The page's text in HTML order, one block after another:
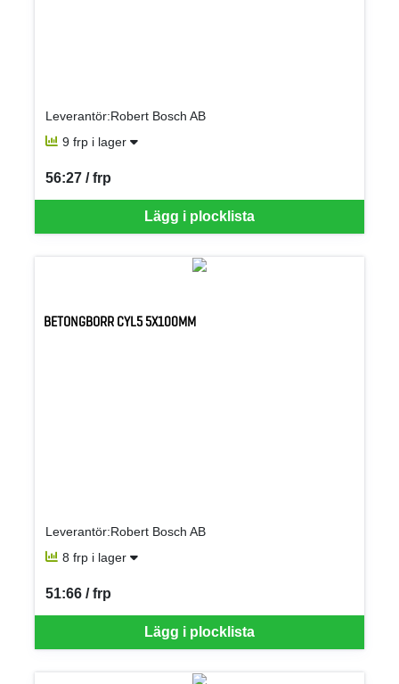
Leverantör:Robert Bosch AB
9 frp i lager
Lägg i plocklista
56:27 / frp
SEK per FRP
BETONGBORR CYL5 5X100MM
Leverantör:Robert Bosch AB
8 frp i lager
Lägg i plocklista
51:66 / frp
SEK per FRP